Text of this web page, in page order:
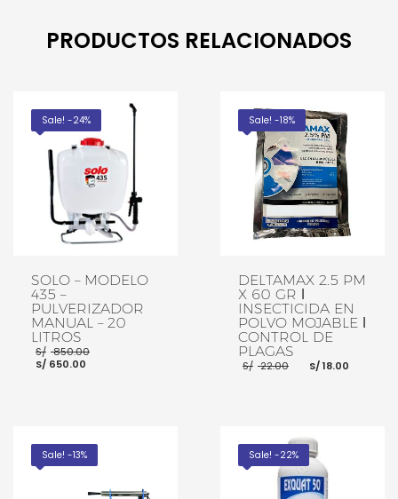
PRODUCTOS RELACIONADOS
Sale! -24%
SOLO – MODELO
435 –
PULVERIZADOR
MANUAL – 20
LITROS
S/ 850.00
S/ 650.00
AÑADIR AL CARRITO
Sale! -18%
DELTAMAX 2.5 PM
X 60 GR ǀ
INSECTICIDA EN
POLVO MOJABLE ǀ
CONTROL DE
PLAGAS
S/ 22.00 El
precio
S/18.00
AÑADIR AL CARRITO
Sale! -13% Sale! -22%